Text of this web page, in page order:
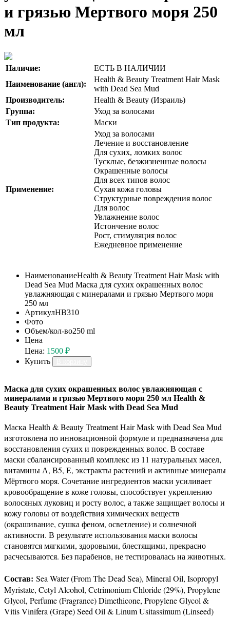
и грязью Мертвого моря 250
мл
Наличие:
ЕСТЬ В НАЛИЧИИ
Наименование (англ):
Health & Beauty Treatment Hair Mask
with Dead Sea Mud
Производитель:
Health & Beauty (Израиль)
Группа:
Уход за волосами
Тип продукта:
Маски
Применение:
Уход за волосами
Лечение и восстановление
Для сухих, ломких волос
Тусклые, безжизненные волосы
Окрашенные волосы
Для всех типов волос
Сухая кожа головы
Структурные повреждения волос
Для волос
Увлажнение волос
Истончение волос
Рост, стимуляция волос
Ежедневное применение
НаименованиеHealth & Beauty Treatment Hair Mask with
Dead Sea Mud Маска для сухих окрашенных волос
увлажняющая с минералами и грязью Мертвого моря
250 мл
АртикулHB310
Фото
Объем/кол-во250 ml
Цена
Цена: 1500 ₽
Купить
Маска для сухих окрашенных волос увлажняющая с
минералами и грязью Мертвого моря 250 мл Health &
Beauty Treatment Hair Mask with Dead Sea Mud
Маска Health & Beauty Treatment Hair Mask with Dead Sea Mud
изготовлена по инновационной формуле и предназначена для
восстановления сухих и поврежденных волос. В составе
маски сбалансированный комплекс из 11 натуральных масел,
витамины А, В5, Е, экстракты растений и активные минералы
Мёртвого моря. Сочетание ингредиентов маски усиливает
кровообращение в коже головы, способствует укреплению
волосяных луковиц и росту волос, а также защищает волосы и
кожу головы от воздействия химических веществ
(окрашивание, сушка феном, осветление) и солнечной
активности. В результате использования маски волосы
становятся мягкими, здоровыми, блестящими, прекрасно
расчесываются. Без парабенов, не тестировалась на животных.
Состав: Sea Water (From The Dead Sea), Mineral Oil, Isopropyl
Myristate, Cetyl Alcohol, Cetrimonium Chloride (29%), Propylene
Glycol, Perfume (Fragrance) Dimethicone, Propylene Glycol &
Vitis Vinifera (Grape) Seed Oil & Linum Usitassimum (Linseed)